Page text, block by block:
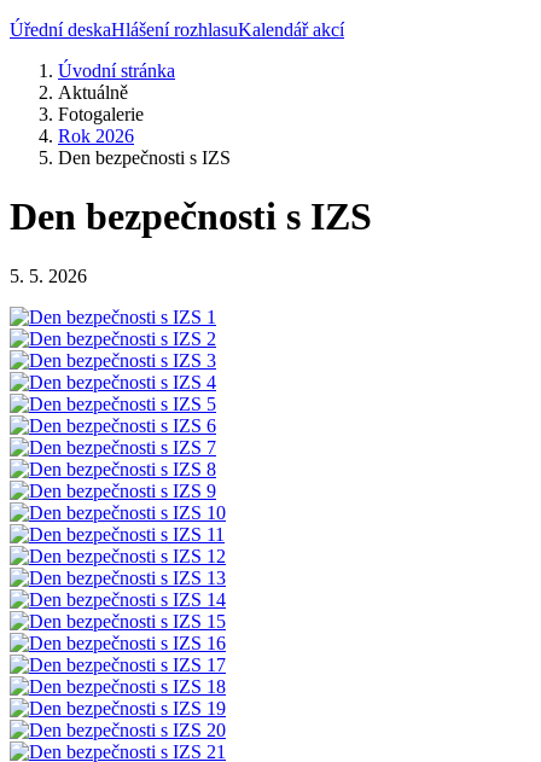
Úřední deskaHlášení rozhlasuKalendář akcí
Úvodní stránka
Aktuálně
Fotogalerie
Rok 2026
Den bezpečnosti s IZS
Den bezpečnosti s IZS
5. 5. 2026